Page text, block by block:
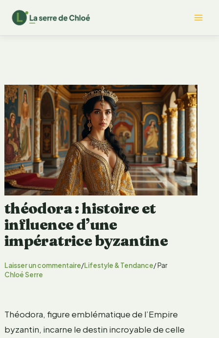
contenu
théodora : histoire et
influence d’une
impératrice byzantine
Laisser un commentaire/Lifestyle & Tendance/ Par
Chloé Serre
Théodora, figure emblématique de l’Empire
byzantin, incarne le destin incroyable de celle